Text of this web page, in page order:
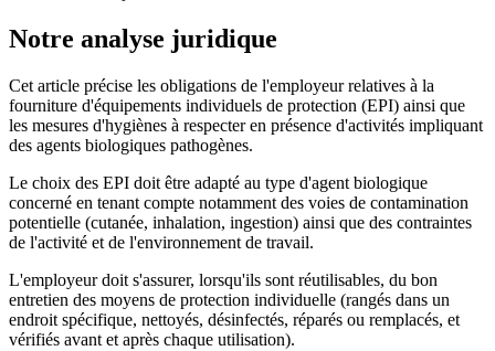
Notre analyse juridique
Cet article précise les obligations de l'employeur relatives à la
fourniture d'équipements individuels de protection (EPI) ainsi que
les mesures d'hygiènes à respecter en présence d'activités impliquant
des agents biologiques pathogènes.
Le choix des EPI doit être adapté au type d'agent biologique
concerné en tenant compte notamment des voies de contamination
potentielle (cutanée, inhalation, ingestion) ainsi que des contraintes
de l'activité et de l'environnement de travail.
L'employeur doit s'assurer, lorsqu'ils sont réutilisables, du bon
entretien des moyens de protection individuelle (rangés dans un
endroit spécifique, nettoyés, désinfectés, réparés ou remplacés, et
vérifiés avant et après chaque utilisation).